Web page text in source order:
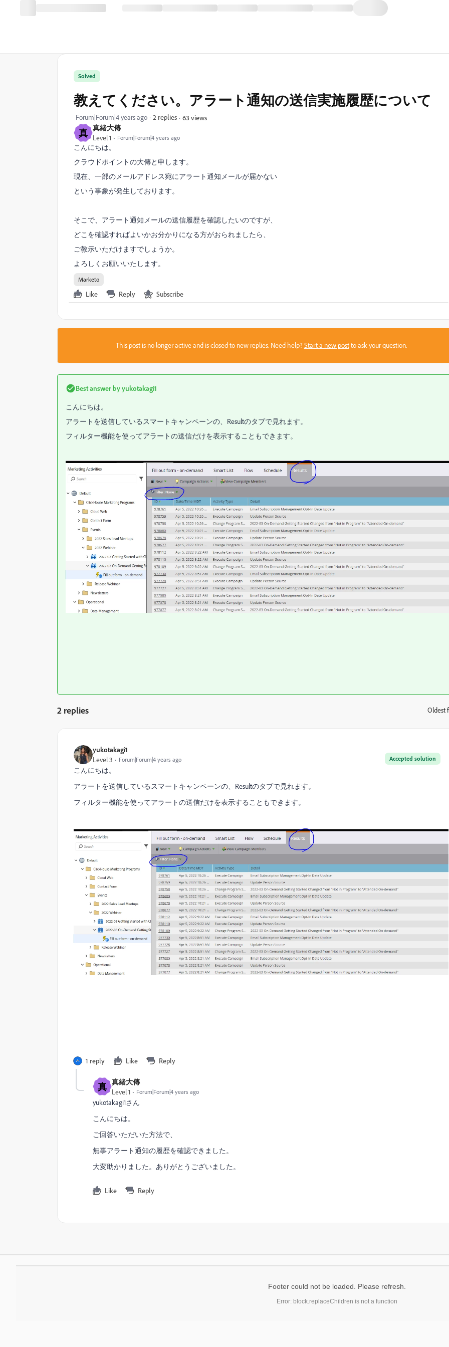
真 真緒大傳
Level 1 Forum|Forum|4 years ago
Solved
教えてください。アラート通知の送信実施履歴について
Forum|Forum|4 years ago 2 replies 63 views
こんにちは。
クラウドポイントの大傳と申します。
現在、一部のメールアドレス宛にアラート通知メールが届かない
という事象が発生しております。
そこで、アラート通知メールの送信履歴を確認したいのですが、
どこを確認すればよいかお分かりになる方がおられましたら、
ご教示いただけますでしょうか。
よろしくお願いいたします。
Marketo
Like Reply Subscribe
This post is no longer active and is closed to new replies. Need help?Start a new postto ask your question.
Best answer byyukotakagi1
こんにちは。
アラートを送信しているスマートキャンペーンの、Resultのタブで見れます。
フィルター機能を使ってアラートの送信だけを表示することもできます。
2 replies Oldest
yukotakagi1
Accepted solution
Level 3 Forum|Forum|4 years ago
こんにちは。
アラートを送信しているスマートキャンペーンの、Resultのタブで見れます。
フィルター機能を使ってアラートの送信だけを表示することもできます。
1 reply Like Reply
真 真緒大傳
Level 1 Forum|Forum|4 years ago
yukotakagi1さん
こんにちは。
ご回答いただいた方法で、
無事アラート通知の履歴を確認できました。
大変助かりました。ありがとうございました。
Like Reply
Footer could not be loaded. Please refresh.
Error: block.replaceChildren is not a function